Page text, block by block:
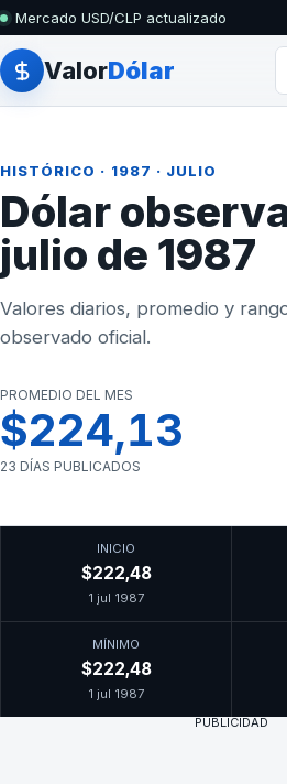
Mercado USD/CLP actualizado
ValorDólar
HISTÓRICO · 1987 · JULIO
Dólar
julio de 1987
Valores diarios, promedio y
observado oficial.
PROMEDIO DEL MES
$224,13
23 DÍAS PUBLICADOS
INICIO
$222,48
1 jul 1987
MÍNIMO
$222,48
1 jul 1987
PUBLICIDAD